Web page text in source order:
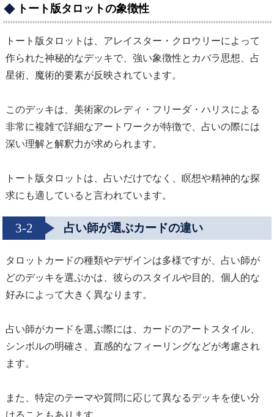
トート版タロットの象徴性
トート版タロットは、アレイスター・クロウリーによって
作られた神秘的なデッキで、強い象徴性とカバラ思想、占
星術、魔術的要素が反映されています。
このデッキは、美術家のレディ・フリーダ・ハリスによる
非常に複雑で詳細なアートワークが特徴で、占いの際には
深い理解と解釈力が求められます。
トート版タロットは、占いだけでなく、瞑想や精神的な探
求にも適していると言われています。
3-2 占い師が選ぶカードの違い
タロットカードの種類やデザインは多様ですが、占い師が
どのデッキを選ぶかは、彼らのスタイルや目的、個人的な
好みによって大きく異なります。
占い師がカードを選ぶ際には、カードのアートスタイル、
シンボルの明確さ、直感的なフィーリングなどが考慮され
ます。
また、特定のテーマや質問に応じて異なるデッキを使い分